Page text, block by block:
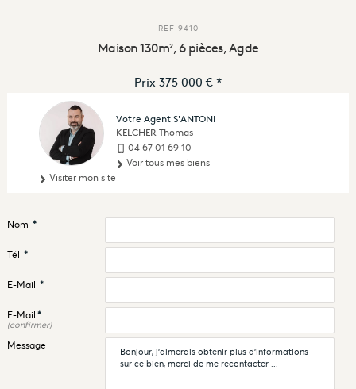
REF 9410
Maison 130m², 6 pièces, Agde
Prix375 000 € *
Votre Agent S'ANTONI
KELCHER Thomas
04 67 01 69 10
Voir tous mes biens
Visiter mon site
Nom *
Tél *
E-Mail *
E-Mail *
(confirmer)
Message